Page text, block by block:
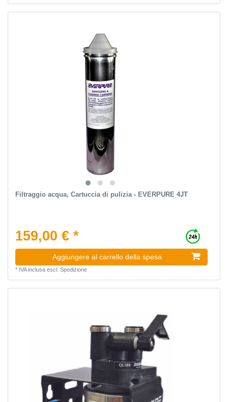
Filtraggio acqua, Cartuccia di pulizia - EVERPURE 4JT
159,00 € *
Aggiungere al carrello della spesa
* IVA inclusaescl. Spedizione